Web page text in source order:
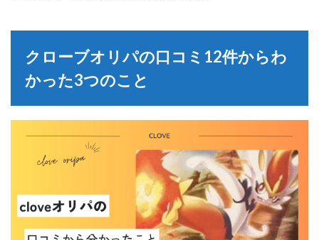
クローブオリパの口コミ12件からわ
かった3つのこと